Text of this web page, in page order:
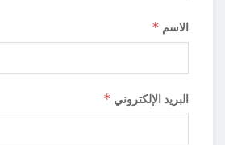
الاسم *
البريد الإلكتروني *